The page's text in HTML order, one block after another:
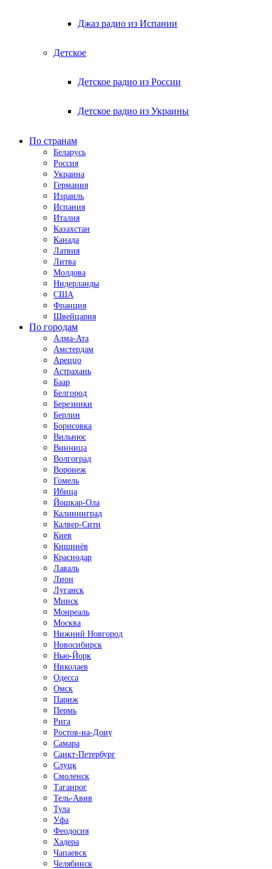
Джаз радио из Испании
Детское
Детское радио из России
Детское радио из Украины
По странам
Беларусь
Россия
Украина
Германия
Израиль
Испания
Италия
Казахстан
Канада
Латвия
Литва
Молдова
Нидерланды
США
Франция
Швейцария
По городам
Алма-Ата
Амстердам
Ареццо
Астрахань
Баар
Белгород
Березники
Берлин
Борисовка
Вильнюс
Винница
Волгоград
Воронеж
Гомель
Ибица
Йошкар-Ола
Калининград
Калвер-Сити
Киев
Кишинёв
Краснодар
Лаваль
Лион
Луганск
Минск
Монреаль
Москва
Нижний Новгород
Новосибирск
Нью-Йорк
Николаев
Одесса
Омск
Париж
Пермь
Рига
Ростов-на-Дону
Самара
Санкт-Петербург
Слуцк
Смоленск
Таганрог
Тель-Авив
Тула
Уфа
Феодосия
Хадера
Чапаевск
Челябинск